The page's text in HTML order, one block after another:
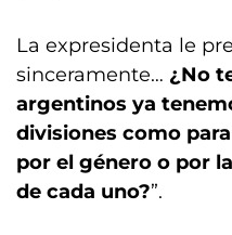
La expresidenta le
sinceramente… ¿No
argentinos ya
divisiones como
por el género o por
de cada uno?”.